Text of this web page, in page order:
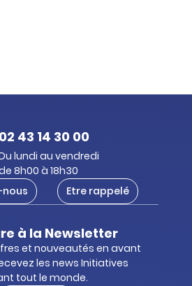
02 43 14 30 00
lundi au vendredi
8h00 à 18h30
Etre rappelé
à la Newsletter
et nouveautés en avant
les news Initiatives
tout le monde.